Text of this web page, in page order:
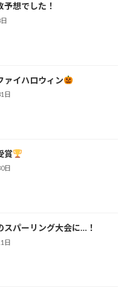
予想でした！
ァイハロウィン
日
賞
日
スパーリング大会に…！
日